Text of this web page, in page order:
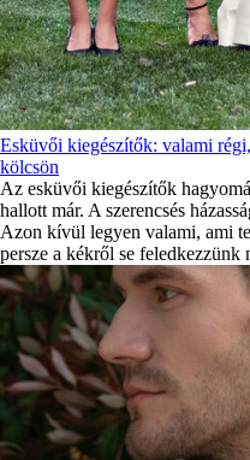
Esküvői kiegészítők: valami
kölcsön
Az esküvői kiegészítők
hallott már. A szerencsés
Azon kívül legyen valami, ami
persze a kékről se